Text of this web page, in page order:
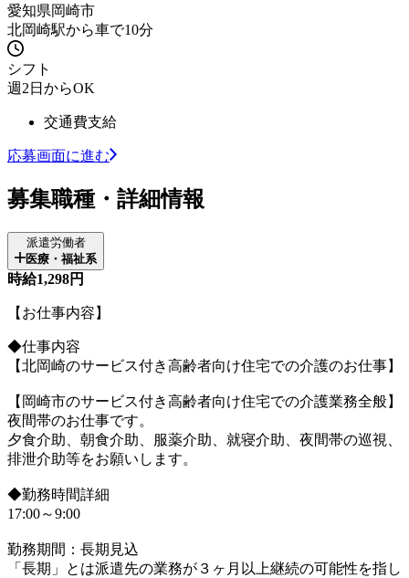
愛知県岡崎市
北岡崎駅から車で10分
シフト
週2日からOK
交通費支給
応募画面に進む
募集職種・詳細情報
派遣労働者
医療・福祉系
時給1,298円
【お仕事内容】
◆仕事内容
【北岡崎のサービス付き高齢者向け住宅での介護のお仕事】
【岡崎市のサービス付き高齢者向け住宅での介護業務全般】
夜間帯のお仕事です。
夕食介助、朝食介助、服薬介助、就寝介助、夜間帯の巡視、
排泄介助等をお願いします。
◆勤務時間詳細
17:00～9:00
勤務期間：長期見込
「長期」とは派遣先の業務が３ヶ月以上継続の可能性を指し